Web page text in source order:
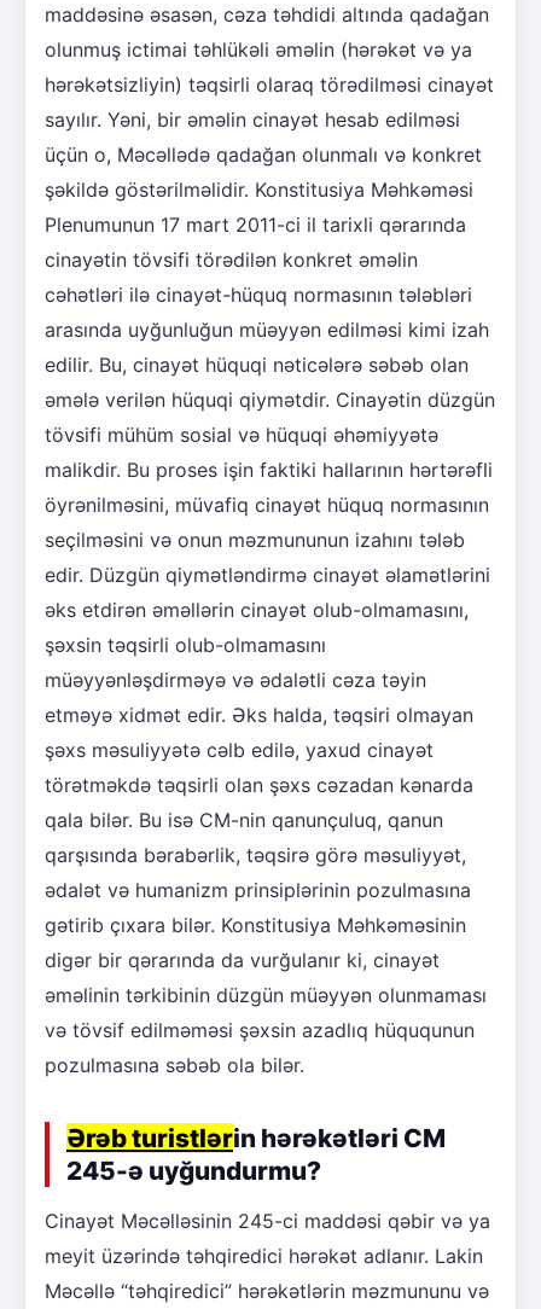
maddəsinə əsasən, cəza təhdidi altında qadağan
olunmuş ictimai təhlükəli əməlin (hərəkət və ya
hərəkətsizliyin) təqsirli olaraq törədilməsi cinayət
sayılır. Yəni, bir əməlin cinayət hesab edilməsi
üçün o, Məcəllədə qadağan olunmalı və konkret
şəkildə göstərilməlidir. Konstitusiya Məhkəməsi
Plenumunun 17 mart 2011-ci il tarixli qərarında
cinayətin tövsifi törədilən konkret əməlin
cəhətləri ilə cinayət-hüquq normasının tələbləri
arasında uyğunluğun müəyyən edilməsi kimi izah
edilir. Bu, cinayət hüquqi nəticələrə səbəb olan
əmələ verilən hüquqi qiymətdir. Cinayətin düzgün
tövsifi mühüm sosial və hüquqi əhəmiyyətə
malikdir. Bu proses işin faktiki hallarının hərtərəfli
öyrənilməsini, müvafiq cinayət hüquq normasının
seçilməsini və onun məzmununun izahını tələb
edir. Düzgün qiymətləndirmə cinayət əlamətlərini
əks etdirən əməllərin cinayət olub-olmamasını,
şəxsin təqsirli olub-olmamasını
müəyyənləşdirməyə və ədalətli cəza təyin
etməyə xidmət edir. Əks halda, təqsiri olmayan
şəxs məsuliyyətə cəlb edilə, yaxud cinayət
törətməkdə təqsirli olan şəxs cəzadan kənarda
qala bilər. Bu isə CM-nin qanunçuluq, qanun
qarşısında bərabərlik, təqsirə görə məsuliyyət,
ədalət və humanizm prinsiplərinin pozulmasına
gətirib çıxara bilər. Konstitusiya Məhkəməsinin
digər bir qərarında da vurğulanır ki, cinayət
əməlinin tərkibinin düzgün müəyyən olunmaması
və tövsif edilməməsi şəxsin azadlıq hüququnun
pozulmasına səbəb ola bilər.
Ərəb turistlərin hərəkətləri CM
245-ə uyğundurmu?
Cinayət Məcəlləsinin 245-ci maddəsi qəbir və ya
meyit üzərində təhqiredici hərəkət adlanır. Lakin
Məcəllə “təhqiredici” hərəkətlərin məzmununu və